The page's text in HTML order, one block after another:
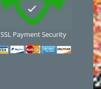
SSL Payment Security